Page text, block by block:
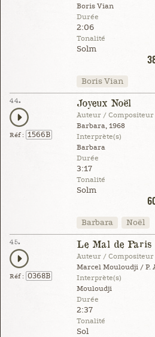
Boris Vian
Durée
2:06
Tonalité
Solm
Boris Vian
44.
Réf : 1566B
Joyeux Noël
Auteur / Compositeur
Barbara, 1968
Interprète(s)
Barbara
Durée
3:17
Tonalité
Solm
Barbara Noël
45.
Réf : 0368B
Le Mal de Paris
Auteur / Compositeur
Marcel Mouloudji / P.
Interprète(s)
Mouloudji
Durée
2:37
Tonalité
Sol